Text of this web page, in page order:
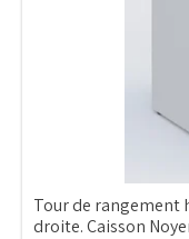
Tour de rangement
droite. Caisson